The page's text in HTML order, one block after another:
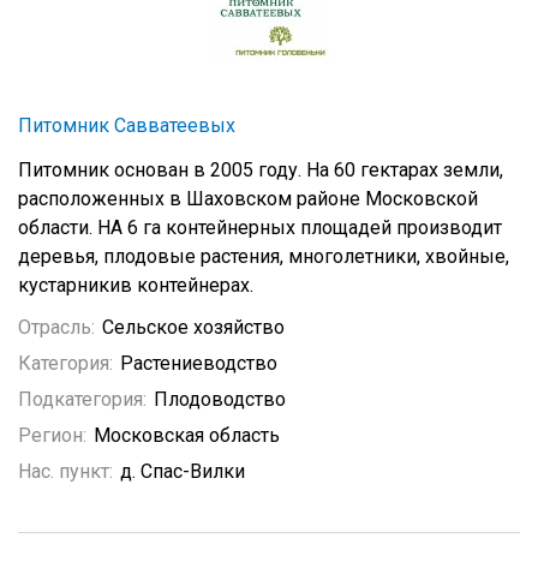
Питомник Савватеевых
Питомник основан в 2005 году. На 60 гектарах земли,
расположенных в Шаховском районе Московской
области. НА 6 га контейнерных площадей производит
деревья, плодовые растения, многолетники, хвойные,
кустарникив контейнерах.
Отрасль: Сельское хозяйство
Категория: Растениеводство
Подкатегория: Плодоводство
Регион: Московская область
Нас. пункт: д. Спас-Вилки